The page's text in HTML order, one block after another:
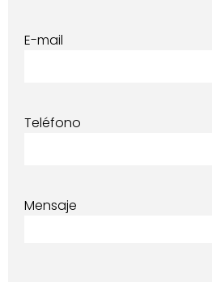
E-mail
Teléfono
Mensaje